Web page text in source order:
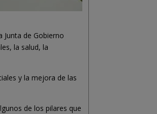
de Gobierno
la salud, la
y la mejora de las
de los pilares que